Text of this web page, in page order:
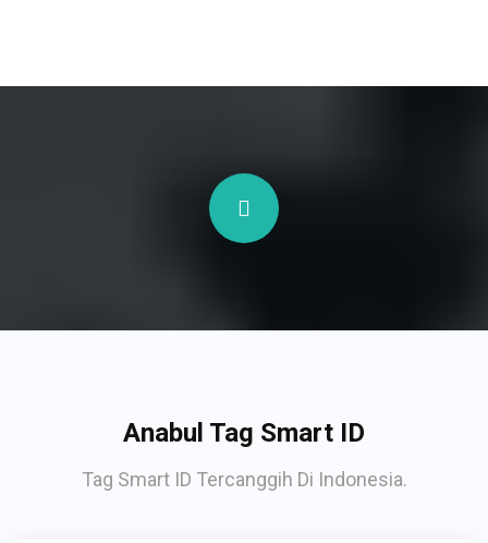
Anabul Tag Smart ID
Tag Smart ID Tercanggih Di Indonesia.